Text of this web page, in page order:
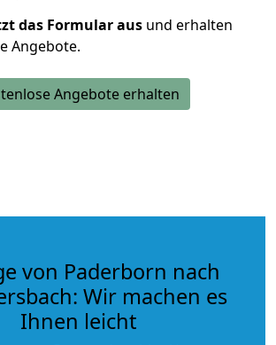
das Formular aus und erhalten
Angebote.
Angebote erhalten
von Paderborn nach
Wir machen es
Ihnen leicht